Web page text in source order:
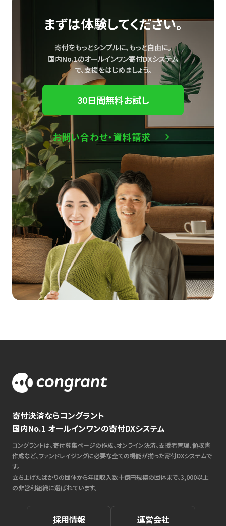
まずは体験してください。
寄付をもっとシンプルに、もっと自由に。
国内No.1のオールインワン寄付DXシステム
で、支援をはじめましょう。
30日間無料お試し
お問い合わせ・資料請求
寄付決済ならコングラント
国内No.1 オールインワンの寄付DXシステム
コングラントは、寄付募集ページの作成、オンライン決済、支援者管理、領収書
作成など、ファンドレイジングに必要な全ての機能が揃った寄付DXシステムで
す。
立ち上げたばかりの団体から年間収入数十億円規模の団体まで、3,000以上
の非営利組織に選ばれています。
採用情報 運営会社